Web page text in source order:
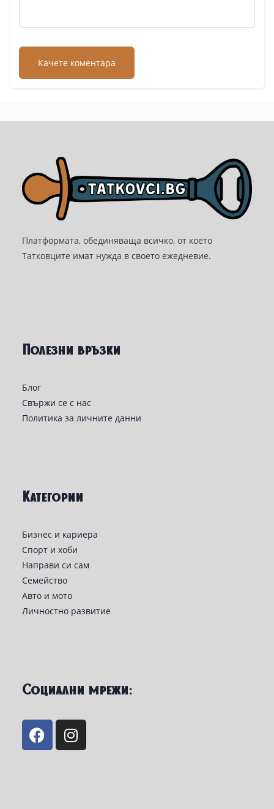
Платформата, обединяваща всичко, от което
Татковците имат нужда в своето ежедневие.
Полезни връзки
Блог
Свържи се с нас
Политика за личните данни
Категории
Бизнес и кариера
Спорт и хоби
Направи си сам
Семейство
Авто и мото
Личностно развитие
Социални мрежи: